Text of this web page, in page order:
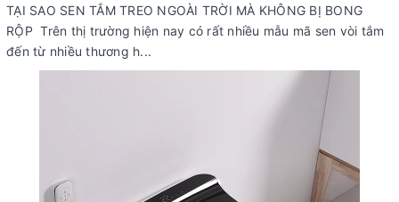
TẠI SAO SEN TẮM TREO NGOÀI TRỜI MÀ KHÔNG BỊ BONG
RỘP Trên thị trường hiện nay có rất nhiều mẫu mã sen vòi tắm
đến từ nhiều thương h...